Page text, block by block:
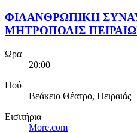
ΦΙΛΑΝΘΡΩΠΙΚΗ
ΜΗΤΡΟΠΟΛΙΣ
Ώρα
20:00
Πού
Βεάκειο Θέατρο, Πειραιάς
Εισιτήρια
More.com